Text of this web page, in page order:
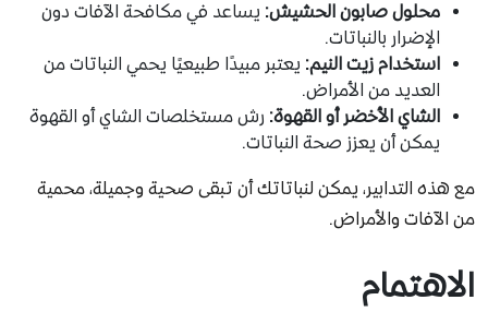
محلول صابون الحشيش: يساعد في مكافحة الآفات دون
الإضرار بالنباتات.
استخدام زيت النيم: يعتبر مبيدًا طبيعيًا يحمي النباتات من
العديد من الأمراض.
الشاي الأخضر أو القهوة: رش مستخلصات الشاي أو القهوة
يمكن أن يعزز صحة النباتات.
مع هذه التدابير، يمكن لنباتاتك أن تبقى صحية وجميلة، محمية
من الآفات والأمراض.
الاهتمام